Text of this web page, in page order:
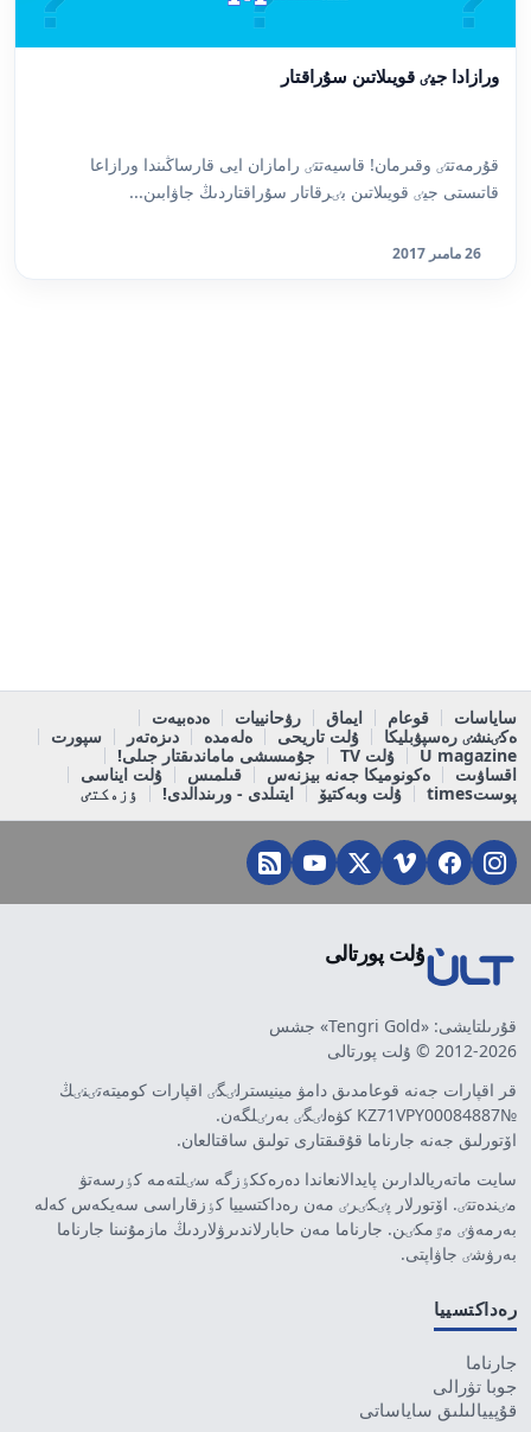
ورازادا جيٸ قويىلاتىن سۇراقتار
قۇرمەتتٸ وقىرمان! قاسيەتتٸ رامازان ايى قارساڭىندا ورازاعا
قاتىستى جيٸ قويىلاتىن بٸرقاتار سۇراقتاردىڭ جاۋابىن...
26 مامىر 2017
ساياسات قوعام ايماق رۋحانييات
ەدەبيەت
ەكٸنشٸ رەسپۋبليكا
ۇلت تاريحى ەلەمدە دىزەتەر
سپورت
U magazine
ۇلت TV
جۇمىسشى ماماندىقتار جىلى!
اقساۋىت
ەكونوميكا جەنە بيزنەس قىلمىس
ۇلت ايناسى
پوستtimes
ۇلت وبەكتيۆ ايتىلدى - ورىندالدى! ٶزەكتٸ
ۇلت پورتالى
قۇرىلتايشى: «Tengri Gold» جشس
2012-2026 © ۇلت پورتالى
قر اقپارات جەنە قوعامدىق دامۋ مينيسترلٸگٸ اقپارات كوميتەتٸنٸڭ
№KZ71VPY00084887 كۋەلٸگٸ بەرٸلگەن.
اۆتورلىق جەنە جارناما قۇقىقتارى تولىق ساقتالعان.
سايت ماتەريالدارىن پايدالانعاندا دەرەككٶزگە سٸلتەمە كٶرسەتۋ
مٸندەتتٸ. اۆتورلار پٸكٸرٸ مەن رەداكتسييا كٶزقاراسى سەيكەس كەلە
بەرمەۋٸ مٷمكٸن. جارناما مەن حابارلاندىرۋلاردىڭ مازمۇنىنا جارناما
بەرۋشٸ جاۋاپتى.
رەداكتسييا
جارناما
جوبا تۋرالى
قۇپييالىلىق ساياساتى